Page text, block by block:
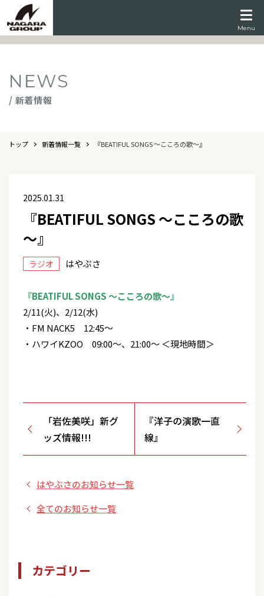
Menu
NEWS
/ 新着情報
トップ 新着情報一覧 『BEATIFUL SONGS ～こころの歌～』
2025.01.31
『BEATIFUL SONGS ～こころの歌
～』
ラジオ はやぶさ
『BEATIFUL SONGS ～こころの歌～』
2/11(火)、2/12(水)
・FM NACK5 12:45～
・ハワイKZOO 09:00～、21:00～ ＜現地時間＞
「岩佐美咲」新グ
ッズ情報!!!
『洋子の演歌一直
線』
はやぶさのお知らせ一覧
全てのお知らせ一覧
カテゴリー